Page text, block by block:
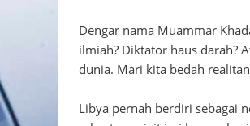
Dengar nama Muammar
ilmiah? Diktator haus darah?
dunia. Mari kita bedah
Libya pernah berdiri sebagai